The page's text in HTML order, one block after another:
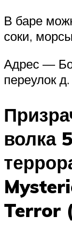
В баре
соки,
Адрес —
переулок
волка
Terror